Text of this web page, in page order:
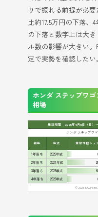
りで振れる前提が必
比約17.5万円の下落、
の下落と数字上は大
ル数の影響が大きい
定で実勢を確認したい。
ホンダ ステップワ
相場
集計期間：2026年4月5日（日）
ホンダ ステップワゴ
経年 年式 査定件数シェ
1年落ち 2025年式
2年落ち
2024年式
3年落ち
2023年式
4年落ち
2022年式
© 2026 IDOM